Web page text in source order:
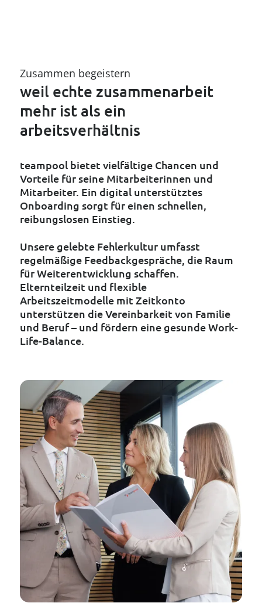
Zusammen begeistern
weil echte zusammenarbeit
mehr ist als ein
arbeitsverhältnis
teampool bietet vielfältige Chancen und
Vorteile für seine Mitarbeiterinnen und
Mitarbeiter. Ein digital unterstütztes
Onboarding sorgt für einen schnellen,
reibungslosen Einstieg.
Unsere gelebte Fehlerkultur umfasst
regelmäßige Feedbackgespräche, die Raum
für Weiterentwicklung schaffen.
Elternteilzeit und flexible
Arbeitszeitmodelle mit Zeitkonto
unterstützen die Vereinbarkeit von Familie
und Beruf – und fördern eine gesunde Work-
Life-Balance.